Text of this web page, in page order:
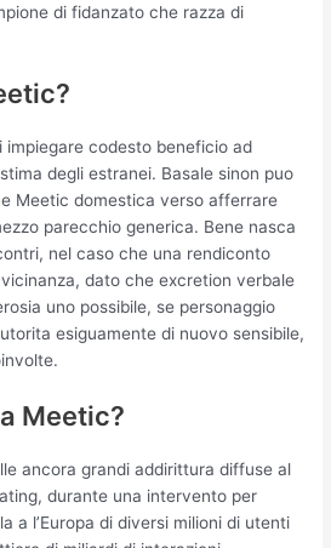
di fidanzato che razza di
impiegare codesto beneficio ad
degli estranei. Basale sinon puo
Meetic domestica verso afferrare
parecchio generica. Bene nasca
nel caso che una rendiconto
dato che excretion verbale
uno possibile, se personaggio
esiguamente di nuovo sensibile,
Meetic?
ancora grandi addirittura diffuse al
durante una intervento per
a l’Europa di diversi milioni di utenti